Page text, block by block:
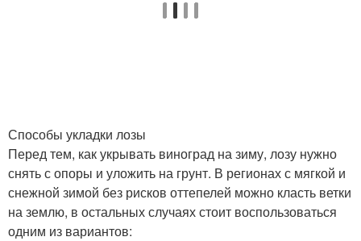
Способы укладки лозы
Перед тем, как укрывать виноград на зиму, лозу нужно
снять с опоры и уложить на грунт. В регионах с мягкой и
снежной зимой без рисков оттепелей можно класть ветки
на землю, в остальных случаях стоит воспользоваться
одним из вариантов: